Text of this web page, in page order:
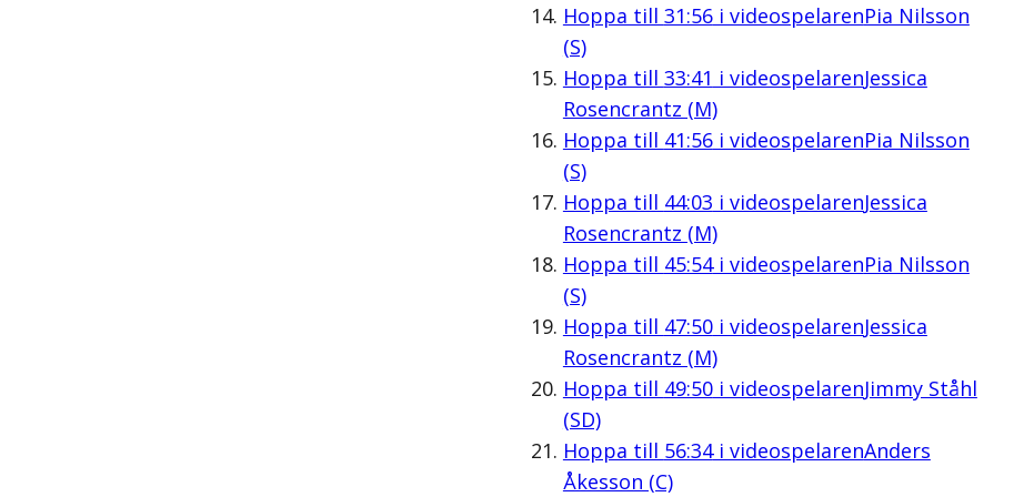
Hoppa till 31:56i videospelarenPia Nilsson
(S)
Hoppa till 33:41 i videospelarenJessica
Rosencrantz (M)
Hoppa till 41:56i videospelarenPia Nilsson
(S)
Hoppa till 44:03 i videospelarenJessica
Rosencrantz (M)
Hoppa till 45:54i videospelarenPia Nilsson
(S)
Hoppa till 47:50i videospelarenJessica
Rosencrantz (M)
Hoppa till 49:50i videospelarenJimmy Ståhl
(SD)
Hoppa till 56:34i videospelarenAnders
Åkesson (C)